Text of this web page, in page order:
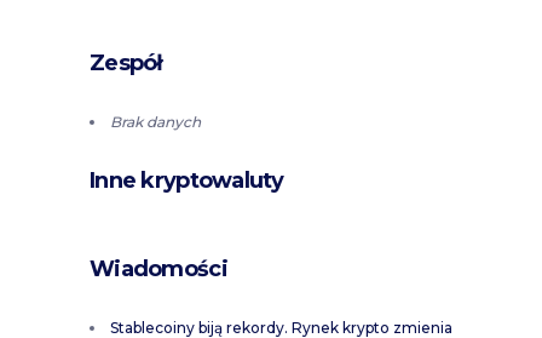
Zespół
Brak danych
Inne kryptowaluty
Wiadomości
Stablecoiny biją rekordy. Rynek krypto zmienia